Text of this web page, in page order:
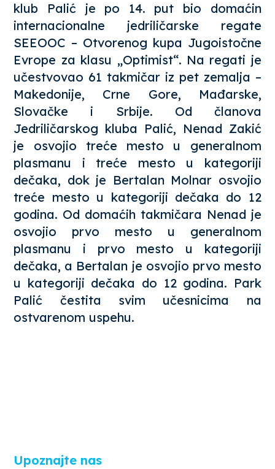
klub Palić je po 14. put bio domaćin
internacionalne jedriličarske regate
SEEOOC – Otvorenog kupa Jugoistočne
Evrope za klasu „Optimist“. Na regati je
učestvovao 61 takmičar iz pet zemalja –
Makedonije, Crne Gore, Mađarske,
Slovačke i Srbije. Od članova
Jedriličarskog kluba Palić, Nenad Zakić
je osvojio treće mesto u generalnom
plasmanu i treće mesto u kategoriji
dečaka, dok je Bertalan Molnar osvojio
treće mesto u kategoriji dečaka do 12
godina. Od domaćih takmičara Nenad je
osvojio prvo mesto u generalnom
plasmanu i prvo mesto u kategoriji
dečaka, a Bertalan je osvojio prvo mesto
u kategoriji dečaka do 12 godina. Park
Palić čestita svim učesnicima na
ostvarenom uspehu.
Upoznajte nas